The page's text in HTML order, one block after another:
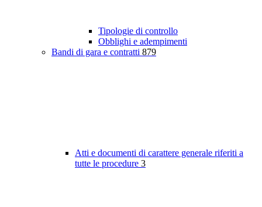
Tipologie di controllo
Obblighi e adempimenti
Bandi di gara e contratti 879
Atti e documenti di carattere generale riferiti a
tutte le procedure 3